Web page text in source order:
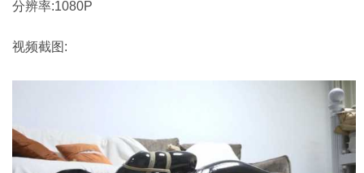
分辨率:1080P
视频截图: